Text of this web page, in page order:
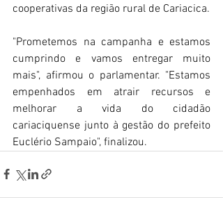
cooperativas da região rural de Cariacica.
"Prometemos na campanha e estamos
cumprindo e vamos entregar muito
mais", afirmou o parlamentar. "Estamos
empenhados em atrair recursos e
melhorar a vida do cidadão
cariaciquense junto à gestão do prefeito
Euclério Sampaio", finalizou.